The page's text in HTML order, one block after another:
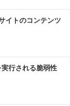
イトのコンテンツ
行される脆弱性